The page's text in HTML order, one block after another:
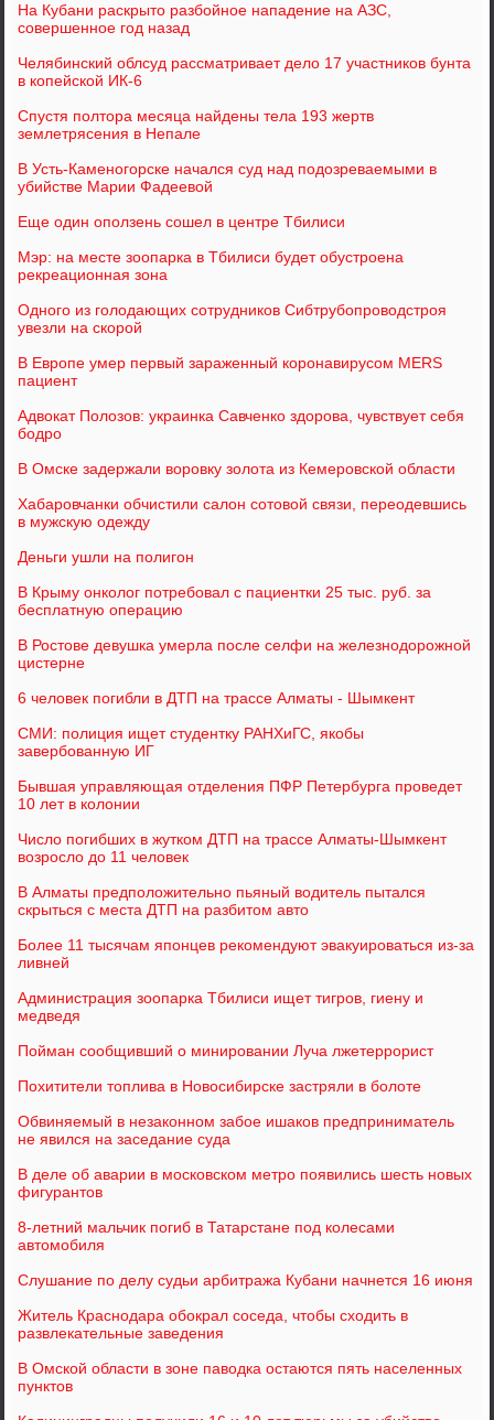
На Кубани раскрыто разбойное нападение на АЗС,
совершенное год назад
Челябинский облсуд рассматривает дело 17 участников бунта
в копейской ИК-6
Спустя полтора месяца найдены тела 193 жертв
землетрясения в Непале
В Усть-Каменогорске начался суд над подозреваемыми в
убийстве Марии Фадеевой
Еще один оползень сошел в центре Тбилиси
Мэр: на месте зоопарка в Тбилиси будет обустроена
рекреационная зона
Одного из голодающих сотрудников Сибтрубопроводстроя
увезли на скорой
В Европе умер первый зараженный коронавирусом MERS
пациент
Адвокат Полозов: украинка Савченко здорова, чувствует себя
бодро
В Омске задержали воровку золота из Кемеровской области
Хабаровчанки обчистили салон сотовой связи, переодевшись
в мужскую одежду
Деньги ушли на полигон
В Крыму онколог потребовал с пациентки 25 тыс. руб. за
бесплатную операцию
В Ростове девушка умерла после селфи на железнодорожной
цистерне
6 человек погибли в ДТП на трассе Алматы - Шымкент
СМИ: полиция ищет студентку РАНХиГС, якобы
завербованную ИГ
Бывшая управляющая отделения ПФР Петербурга проведет
10 лет в колонии
Число погибших в жутком ДТП на трассе Алматы-Шымкент
возросло до 11 человек
В Алматы предположительно пьяный водитель пытался
скрыться с места ДТП на разбитом авто
Более 11 тысячам японцев рекомендуют эвакуироваться из-за
ливней
Администрация зоопарка Тбилиси ищет тигров, гиену и
медведя
Пойман сообщивший о минировании Луча лжетеррорист
Похитители топлива в Новосибирске застряли в болоте
Обвиняемый в незаконном забое ишаков предприниматель
не явился на заседание суда
В деле об аварии в московском метро появились шесть новых
фигурантов
8-летний мальчик погиб в Татарстане под колесами
автомобиля
Слушание по делу судьи арбитража Кубани начнется 16 июня
Житель Краснодара обокрал соседа, чтобы сходить в
развлекательные заведения
В Омской области в зоне паводка остаются пять населенных
пунктов